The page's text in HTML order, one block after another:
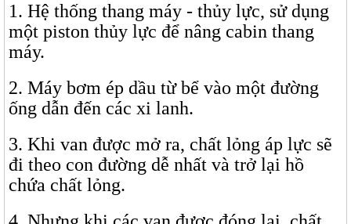
1. Hệ thống thang máy - thủy lực, sử dụng
một piston thủy lực để nâng cabin thang
máy.
2. Máy bơm ép dầu từ bể vào một đường
ống dẫn đến các xi lanh.
3. Khi van được mở ra, chất lỏng áp lực sẽ
đi theo con đường dễ nhất và trở lại hồ
chứa chất lỏng.